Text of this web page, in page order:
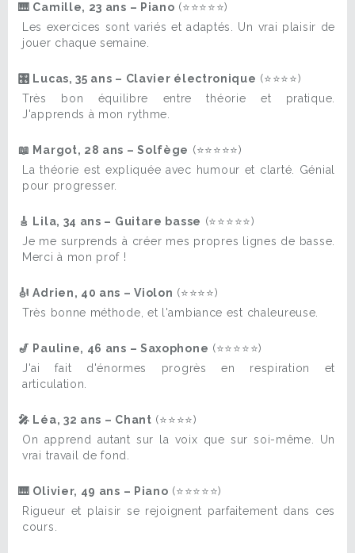
🎹 Camille, 23 ans – Piano (⭐⭐⭐⭐⭐)
Les exercices sont variés et adaptés. Un vrai plaisir de
jouer chaque semaine.
🎛️ Lucas, 35 ans – Clavier électronique (⭐⭐⭐⭐)
Très bon équilibre entre théorie et pratique.
J'apprends à mon rythme.
📖 Margot, 28 ans – Solfège (⭐⭐⭐⭐⭐)
La théorie est expliquée avec humour et clarté. Génial
pour progresser.
🎸 Lila, 34 ans – Guitare basse (⭐⭐⭐⭐⭐)
Je me surprends à créer mes propres lignes de basse.
Merci à mon prof !
🎻 Adrien, 40 ans – Violon (⭐⭐⭐⭐)
Très bonne méthode, et l'ambiance est chaleureuse.
🎷 Pauline, 46 ans – Saxophone (⭐⭐⭐⭐⭐)
J'ai fait d'énormes progrès en respiration et
articulation.
🎤 Léa, 32 ans – Chant (⭐⭐⭐⭐)
On apprend autant sur la voix que sur soi-même. Un
vrai travail de fond.
🎹 Olivier, 49 ans – Piano (⭐⭐⭐⭐⭐)
Rigueur et plaisir se rejoignent parfaitement dans ces
cours.